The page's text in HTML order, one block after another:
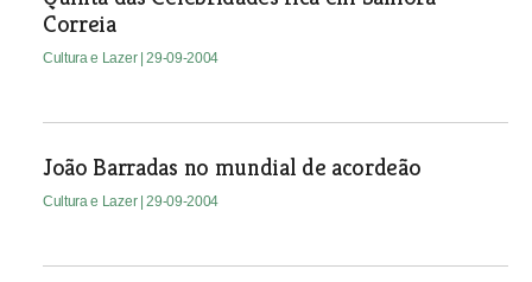
Correia
Cultura e Lazer | 29-09-2004
João Barradas no mundial de acordeão
Cultura e Lazer | 29-09-2004